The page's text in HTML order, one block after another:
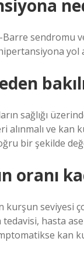
sendromu
yol
sağlığı
alınmalı ve kan
bir şekilde
oranı
kurşun seviyesi
tedavisi, hasta
kan